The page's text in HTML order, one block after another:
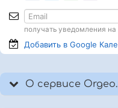
получать уведомления на
Добавить в Google
О сервисе